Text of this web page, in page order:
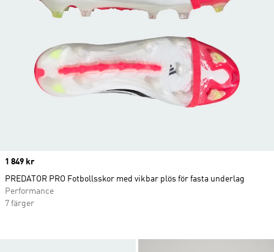
Price
1 849 kr
PREDATOR PRO Fotbollsskor med vikbar plös för fasta underlag
Performance
7 färger